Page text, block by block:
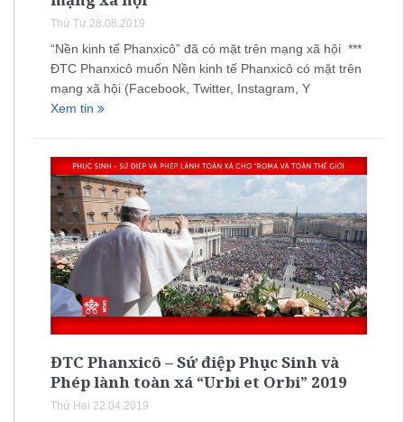
Thứ Tư 28.08.2019
“Nền kinh tế Phanxicô” đã có mặt trên mạng xã hội ***
ĐTC Phanxicô muốn Nền kinh tế Phanxicô có mặt trên
mạng xã hội (Facebook, Twitter, Instagram, Y
Xem tin
ĐTC Phanxicô – Sứ điệp Phục Sinh và
Phép lành toàn xá “Urbi et Orbi” 2019
Thứ Hai 22.04.2019